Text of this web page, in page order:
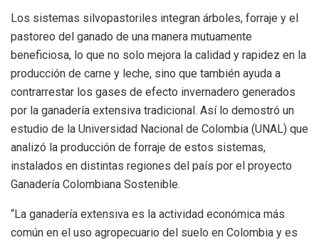
Los sistemas silvopastoriles integran árboles, forraje y el
pastoreo del ganado de una manera mutuamente
beneficiosa, lo que no solo mejora la calidad y rapidez en la
producción de carne y leche, sino que también ayuda a
contrarrestar los gases de efecto invernadero generados
por la ganadería extensiva tradicional. Así lo demostró un
estudio de la Universidad Nacional de Colombia (UNAL) que
analizó la producción de forraje de estos sistemas,
instalados en distintas regiones del país por el proyecto
Ganadería Colombiana Sostenible.
“La ganadería extensiva es la actividad económica más
común en el uso agropecuario del suelo en Colombia y es